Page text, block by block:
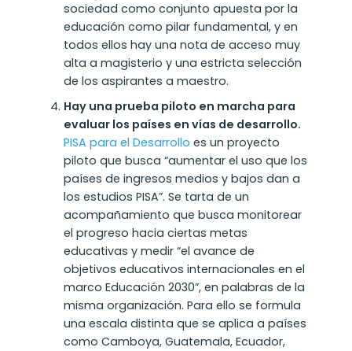
sociedad como conjunto apuesta por la
educación como pilar fundamental, y en
todos ellos hay una nota de acceso muy
alta a magisterio y una estricta selección
de los aspirantes a maestro.
Hay una prueba piloto en marcha para
evaluar los países en vías de desarrollo.
PISA para el Desarrollo es un proyecto
piloto que busca “aumentar el uso que los
países de ingresos medios y bajos dan a
los estudios PISA”. Se tarta de un
acompañamiento que busca monitorear
el progreso hacia ciertas metas
educativas y medir “el avance de
objetivos educativos internacionales en el
marco Educación 2030”, en palabras de la
misma organización. Para ello se formula
una escala distinta que se aplica a países
como Camboya, Guatemala, Ecuador,